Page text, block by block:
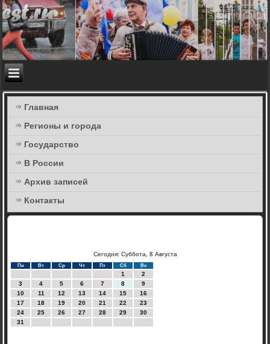
Главная
Регионы и города
Государство
В России
Архив записей
Контакты
Сегодня: Суббота, 8 Августа
Пн Вт Ср Чт Пт Сб Вс
1
2
3
4 5 6 7 8
9
10
11 12 13 14 15
16
17
18 19 20 21 22
23
24
25 26 27 28 29
30
31